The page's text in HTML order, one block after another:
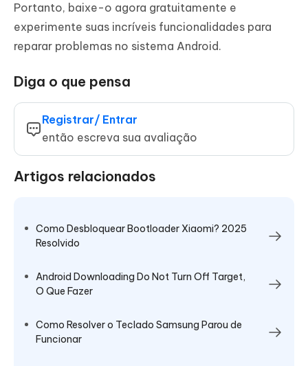
Portanto, baixe-o agora gratuitamente e
experimente suas incríveis funcionalidades para
reparar problemas no sistema Android.
Diga o que pensa
Registrar/ Entrar
então escreva sua avaliação
Artigos relacionados
Como Desbloquear Bootloader Xiaomi? 2025
Resolvido
Android Downloading Do Not Turn Off Target,
O Que Fazer
Como Resolver o Teclado Samsung Parou de
Funcionar